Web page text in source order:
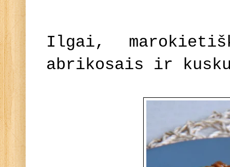
Ilgai,
abrikosais ir